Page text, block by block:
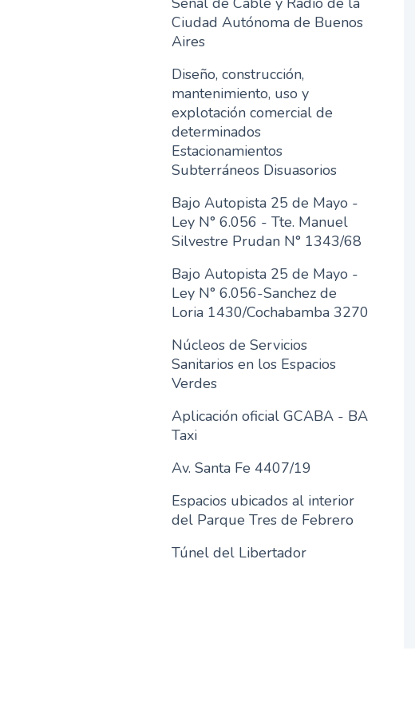
Ciudad Autónoma de Buenos
Aires
Diseño, construcción,
mantenimiento, uso y
explotación comercial de
determinados
Estacionamientos
Subterráneos Disuasorios
Bajo Autopista 25 de Mayo -
Ley N° 6.056 - Tte. Manuel
Silvestre Prudan N° 1343/68
Bajo Autopista 25 de Mayo -
Ley N° 6.056-Sanchez de
Loria 1430/Cochabamba 3270
Núcleos de Servicios
Sanitarios en los Espacios
Verdes
Aplicación oficial GCABA - BA
Taxi
Av. Santa Fe 4407/19
Espacios ubicados al interior
del Parque Tres de Febrero
Túnel del Libertador